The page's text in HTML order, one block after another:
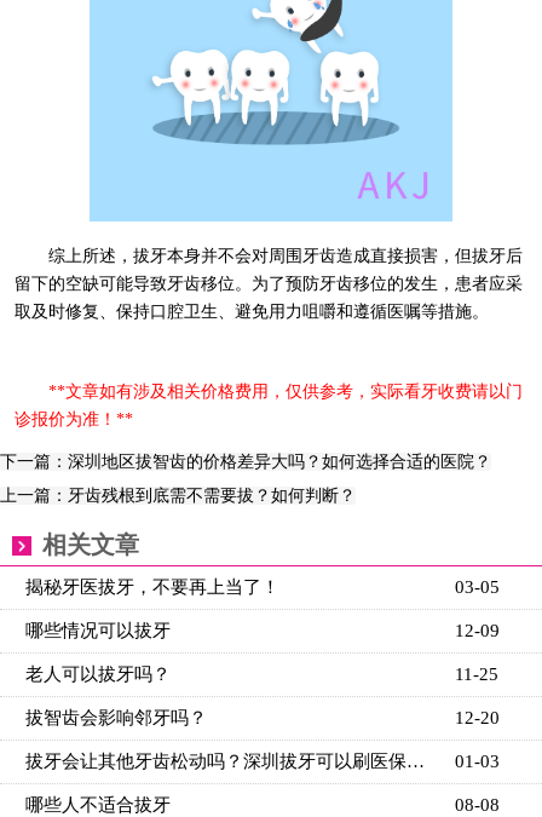
综上所述，拔牙本身并不会对周围牙齿造成直接损害，但拔牙后
留下的空缺可能导致牙齿移位。为了预防牙齿移位的发生，患者应采
取及时修复、保持口腔卫生、避免用力咀嚼和遵循医嘱等措施。
**文章如有涉及相关价格费用，仅供参考，实际看牙收费请以门
诊报价为准！**
下一篇：深圳地区拔智齿的价格差异大吗？如何选择合适的医院？
上一篇：牙齿残根到底需不需要拔？如何判断？
相关文章
03-05
揭秘牙医拔牙，不要再上当了！
12-09
哪些情况可以拔牙
11-25
老人可以拔牙吗？
12-20
拔智齿会影响邻牙吗？
01-03
拔牙会让其他牙齿松动吗？深圳拔牙可以刷医保吗？
08-08
哪些人不适合拔牙